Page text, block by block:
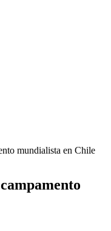
mundialista en Chile